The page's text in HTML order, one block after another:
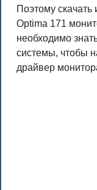
Поэтому скачать
Optima 171
необходимо
системы, чтобы
драйвер